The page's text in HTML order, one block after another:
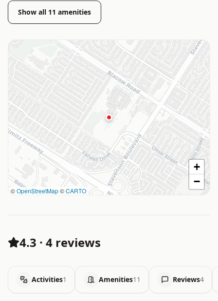
Show all 11 amenities
©OpenStreetMap©CARTO
+
−
4.3 · 4 reviews
Activities1 Amenities11 Reviews4